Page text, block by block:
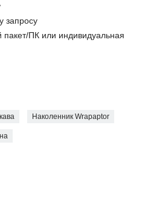
запросу
пакет/ПК или индивидуальная
Наколенник Wrapaptor